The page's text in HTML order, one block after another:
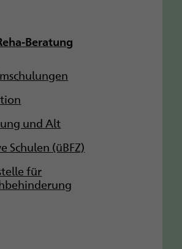
Beratung
und Alt
Schulen (üBFZ)
für